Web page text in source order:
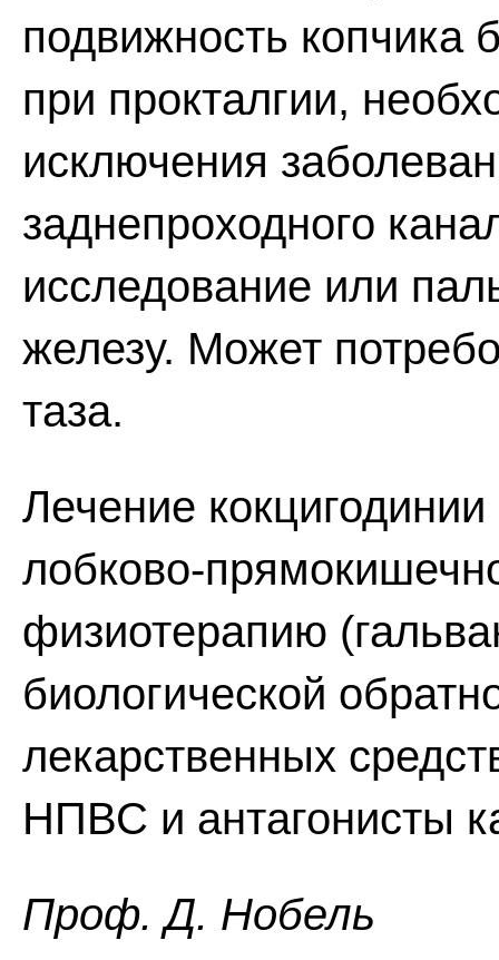
подвижность копчика
при прокталгии,
исключения
заднепроходного
исследование или
железу. Может
таза.
Лечение
лобково-
физиотерапию
биологической
лекарственных
НПВС и антагонисты
Проф. Д. Нобель